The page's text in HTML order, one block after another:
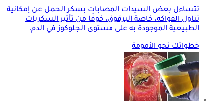
تتساءل بعض السيدات المصابات بسكر الحمل عن إمكانية
تناول الفواكه، خاصة البرقوق، خوفًا من تأثير السكريات
الطبيعية الموجودة به على مستوى الجلوكوز في الدم،
خطواتك نحو الأمومة